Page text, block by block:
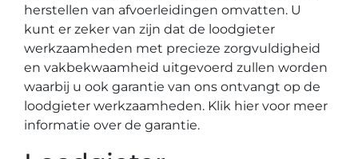
herstellen van afvoerleidingen omvatten. U
kunt er zeker van zijn dat de loodgieter
werkzaamheden met precieze zorgvuldigheid
en vakbekwaamheid uitgevoerd zullen worden
waarbij u ook garantie van ons ontvangt op de
loodgieter werkzaamheden. Klik hier voor meer
informatie over de garantie.